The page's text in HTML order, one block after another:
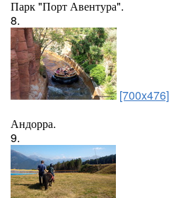
Парк "Порт Авентура".
8.
[700x476]
Андорра.
9.